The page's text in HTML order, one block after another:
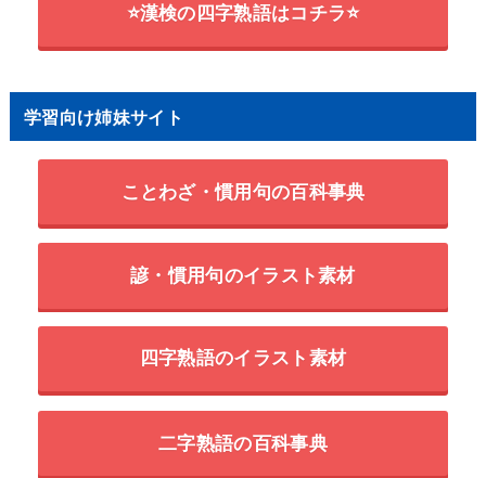
⭐漢検の四字熟語はコチラ⭐
学習向け姉妹サイト
ことわざ・慣用句の百科事典
諺・慣用句のイラスト素材
四字熟語のイラスト素材
二字熟語の百科事典